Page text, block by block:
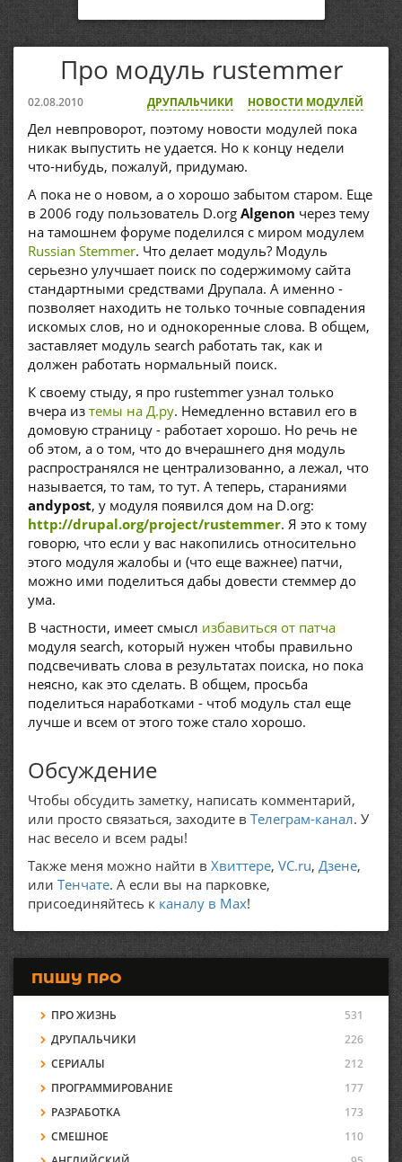
Про модуль rustemmer
02.08.2010 ДРУПАЛЬЧИКИ НОВОСТИ МОДУЛЕЙ
Дел невпроворот, поэтому новости модулей пока
никак выпустить не удается. Но к концу недели
что-нибудь, пожалуй, придумаю.
А пока не о новом, а о хорошо забытом старом. Еще
в 2006 году пользователь D.org Algenon через тему
на тамошнем форуме поделился с миром модулем
Russian Stemmer. Что делает модуль? Модуль
серьезно улучшает поиск по содержимому сайта
стандартными средствами Друпала. А именно -
позволяет находить не только точные совпадения
искомых слов, но и однокоренные слова. В общем,
заставляет модуль search работать так, как и
должен работать нормальный поиск.
К своему стыду, я про rustemmer узнал только
вчера из темы на Д.ру. Немедленно вставил его в
домовую страницу - работает хорошо. Но речь не
об этом, а о том, что до вчерашнего дня модуль
распространялся не централизованно, а лежал, что
называется, то там, то тут. А теперь, стараниями
andypost, у модуля появился дом на D.org:
http://drupal.org/project/rustemmer. Я это к тому
говорю, что если у вас накопились относительно
этого модуля жалобы и (что еще важнее) патчи,
можно ими поделиться дабы довести стеммер до
ума.
В частности, имеет смысл избавиться от патча
модуля search, который нужен чтобы правильно
подсвечивать слова в результатах поиска, но пока
неясно, как это сделать. В общем, просьба
поделиться наработками - чтоб модуль стал еще
лучше и всем от этого тоже стало хорошо.
Обсуждение
Чтобы обсудить заметку, написать комментарий,
или просто связаться, заходите в Телеграм-канал. У
нас весело и всем рады!
Также меня можно найти в Хвиттере, VC.ru, Дзене,
или Тенчате. А если вы на парковке,
присоединяйтесь к каналу в Max!
ПИШУ ПРО
ПРО ЖИЗНЬ
531
ДРУПАЛЬЧИКИ
226
СЕРИАЛЫ
212
ПРОГРАММИРОВАНИЕ
177
РАЗРАБОТКА
173
СМЕШНОЕ
110